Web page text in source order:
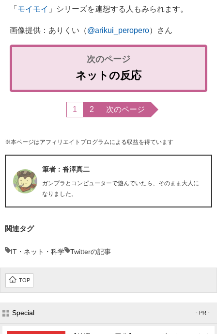
「 モイモイ 」シリーズを連想する人もみられます。
画像提供：ありくい（@arikui_peropero）さん
ネットの反応
1 2 次のページ
※本ページはアフィリエイトプログラムによる収益を得ています
筆者：沓澤真二
ガンプラとコンピューターで遊んでいたら、そのまま大人に
なりました。
関連タグ
IT・ネット・科学 Twitterの記事
TOP
Special - PR -